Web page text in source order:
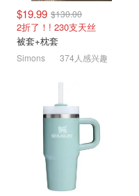
清新剂 舒缓除异味
$1.87 拥有满屋清香
$19.99 $130.00
2折了！! 230支天丝
被套+枕套
Simons 374人感兴趣